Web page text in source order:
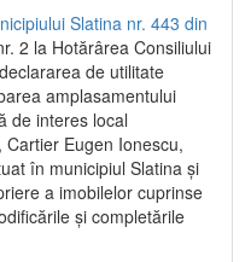
Slatina nr. 443 din
2 la Hotărârea Consiliului
de utilitate
amplasamentului
de interes local
Eugen Ionescu,
în municipiul Slatina şi
a imobilelor cuprinse
şi completările